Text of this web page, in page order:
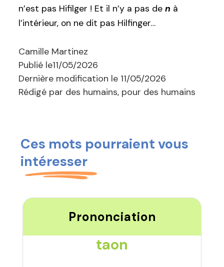
n’est pas Hifilger ! Et il n’y a pas de n à
l’intérieur, on ne dit pas Hilfinger…
Camille Martinez
Publié le11/05/2026
Dernière modification le 11/05/2026
Rédigé par des humains, pour des humains
Ces mots pourraient vous
intéresser
Prononciation
taon